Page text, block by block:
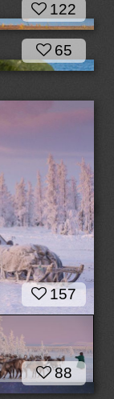
122
65
157
88